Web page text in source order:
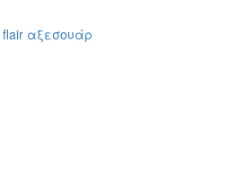
flair αξεσουάρ